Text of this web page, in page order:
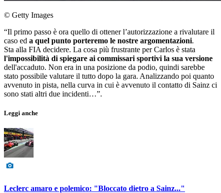
© Getty Images
“Il primo passo è ora quello di ottener l’autorizzazione a rivalutare il
caso ed a quel punto porteremo le nostre argomentazioni.
Sta alla FIA decidere. La cosa più frustrante per Carlos è stata
l'impossibilità di spiegare ai commissari sportivi la sua versione
dell'accaduto. Non era in una posizione da podio, quindi sarebbe
stato possibile valutare il tutto dopo la gara. Analizzando poi quanto
avvenuto in pista, nella curva in cui è avvenuto il contatto di Sainz ci
sono stati altri due incidenti…”.
Leggi anche
Leclerc amaro e polemico: "Bloccato dietro a Sainz..."